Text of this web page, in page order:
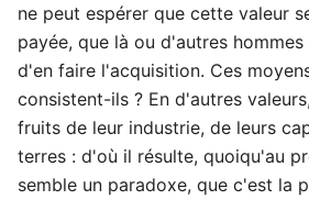
ne peut espérer que cette valeur
payée, que là ou d'autres
d'en faire l'acquisition. Ces
consistent-ils ? En d'autres
fruits de leur industrie, de leurs
terres : d'où il résulte, quoiqu'au
semble un paradoxe, que c'est la